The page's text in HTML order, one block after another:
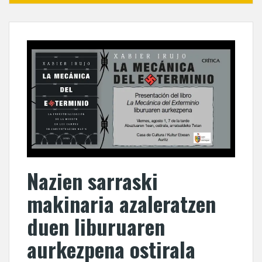
Nazien sarraski
makinaria azaleratzen
duen liburuaren
aurkezpena ostirala